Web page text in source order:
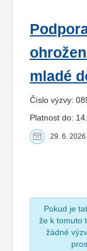
mladé
Číslo výzvy:
Platnost do:
29. 6. 2026
Pokud je
že k tomuto
žádné